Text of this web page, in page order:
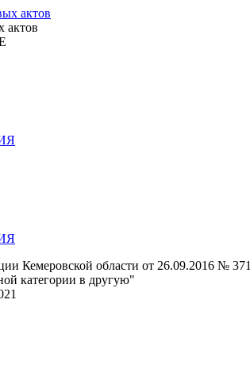
актов
Кемеровской области от 26.09.2016 № 371
категории в другую"